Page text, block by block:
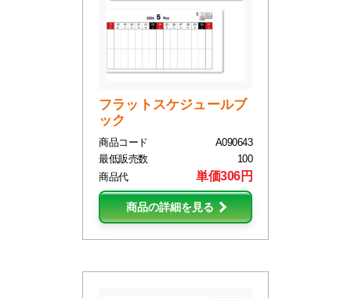
フラットスケジュールブ
ック
商品コード
A090643
最低販売数
100
商品代
単価306円
商品の詳細を見る